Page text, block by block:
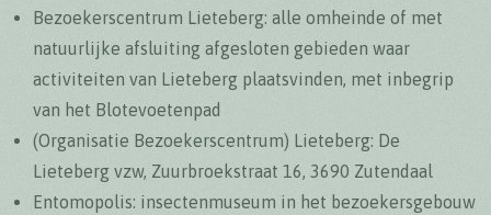
Bezoekerscentrum Lieteberg: alle omheinde of met
natuurlijke afsluiting afgesloten gebieden waar
activiteiten van Lieteberg plaatsvinden, met inbegrip
van het Blotevoetenpad
(Organisatie Bezoekerscentrum) Lieteberg: De
Lieteberg vzw, Zuurbroekstraat 16, 3690 Zutendaal
Entomopolis: insectenmuseum in het bezoekersgebouw